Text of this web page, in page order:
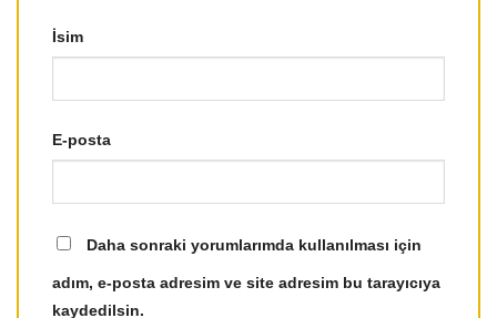
İsim
E-posta
Daha sonraki yorumlarımda kullanılması için
adım, e-posta adresim ve site adresim bu tarayıcıya
kaydedilsin.